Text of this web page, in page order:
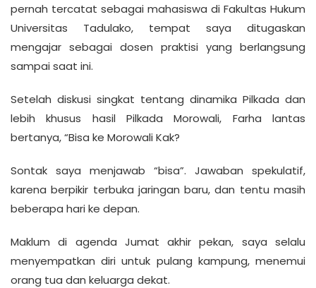
pernah tercatat sebagai mahasiswa di Fakultas Hukum
Universitas Tadulako, tempat saya ditugaskan
mengajar sebagai dosen praktisi yang berlangsung
sampai saat ini.
Setelah diskusi singkat tentang dinamika Pilkada dan
lebih khusus hasil Pilkada Morowali, Farha lantas
bertanya, “Bisa ke Morowali Kak?
Sontak saya menjawab “bisa”. Jawaban spekulatif,
karena berpikir terbuka jaringan baru, dan tentu masih
beberapa hari ke depan.
Maklum di agenda Jumat akhir pekan, saya selalu
menyempatkan diri untuk pulang kampung, menemui
orang tua dan keluarga dekat.